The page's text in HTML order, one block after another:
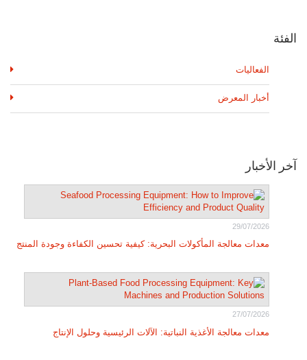
الفئة
الفعاليات
أخبار المعرض
آخر الأخبار
29/07/2026
معدات معالجة المأكولات البحرية: كيفية تحسين الكفاءة وجودة المنتج
27/07/2026
معدات معالجة الأغذية النباتية: الآلات الرئيسية وحلول الإنتاج